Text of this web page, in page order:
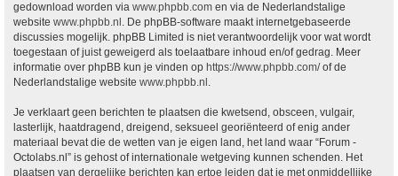
gedownload worden via www.phpbb.com en via de Nederlandstalige
website www.phpbb.nl . De phpBB-software maakt internetgebaseerde
discussies mogelijk. phpBB Limited is niet verantwoordelijk voor wat wordt
toegestaan of juist geweigerd als toelaatbare inhoud en/of gedrag. Meer
informatie over phpBB kun je vinden op https://www.phpbb.com/of de
Nederlandstalige website www.phpbb.nl .
Je verklaart geen berichten te plaatsen die kwetsend, obsceen, vulgair,
lasterlijk, haatdragend, dreigend, seksueel georiënteerd of enig ander
materiaal bevat die de wetten van je eigen land, het land waar “Forum -
Octolabs.nl” is gehost of internationale wetgeving kunnen schenden. Het
plaatsen van dergelijke berichten kan ertoe leiden dat je met onmiddellijke